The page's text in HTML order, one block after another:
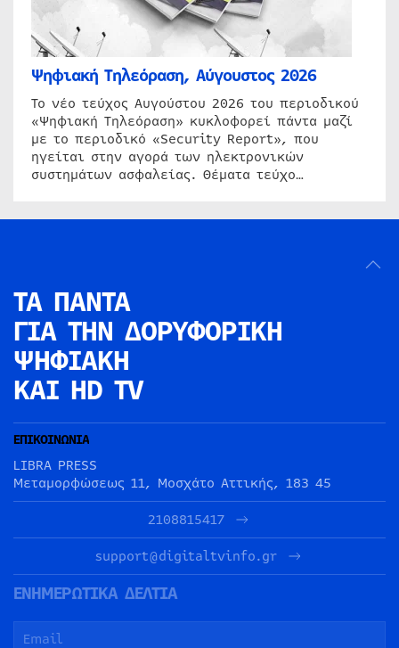
Ψηφιακή Τηλεόραση, Αύγουστος 2026
Το νέο τεύχος Αυγούστου 2026 του περιοδικού
«Ψηφιακή Τηλεόραση» κυκλοφορεί πάντα μαζί
με το περιοδικό «Security Report», που
ηγείται στην αγορά των ηλεκτρονικών
συστημάτων ασφαλείας. Θέματα τεύχο…
ΤΑ ΠΑΝΤΑ
ΓΙΑ ΤΗΝ ΔΟΡΥΦΟΡΙΚΗ
ΨΗΦΙΑΚΗ
ΚΑΙ HD TV
ΕΠΙΚΟΙΝΩΝΙΑ
LIBRA PRESS
Μεταμορφώσεως 11, Μοσχάτο Αττικής, 183 45
2108815417
support@digitaltvinfo.gr
ΕΝΗΜΕΡΩΤΙΚΑ ΔΕΛΤΙΑ